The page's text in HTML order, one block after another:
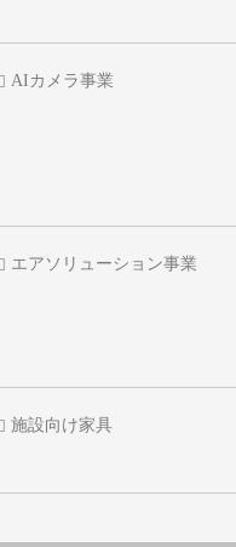
AIカメラ事業
エアソリューション事業
施設向け家具